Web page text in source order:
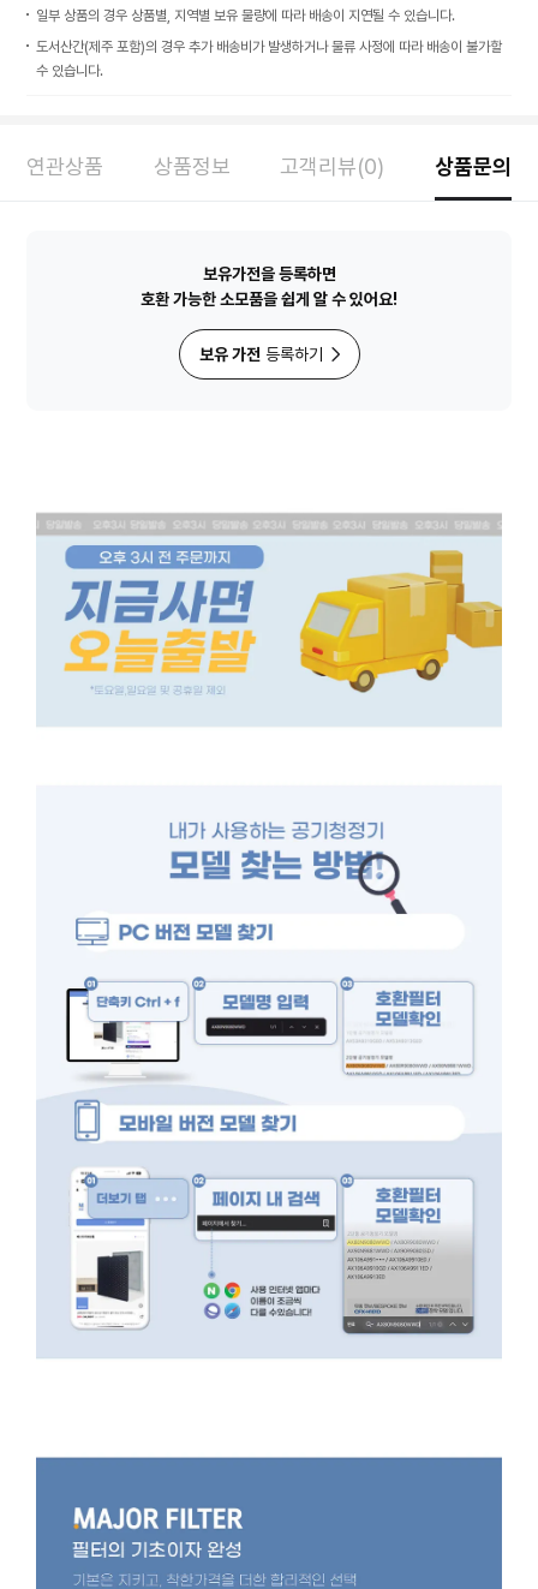
일부 상품의 경우 상품별, 지역별 보유 물량에 따라 배송이 지연될 수 있습니다.
도서산간(제주 포함)의 경우 추가 배송비가 발생하거나 물류 사정에 따라 배송이 불가할
수 있습니다.
연관상품 상품정보 고객리뷰(0) 상품문의
보유가전을 등록하면
호환 가능한 소모품을 쉽게 알 수 있어요!
보유 가전 등록하기